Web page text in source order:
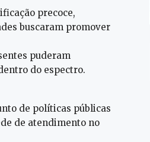
precoce,
buscaram promover
puderam
do espectro.
de políticas públicas
de atendimento no